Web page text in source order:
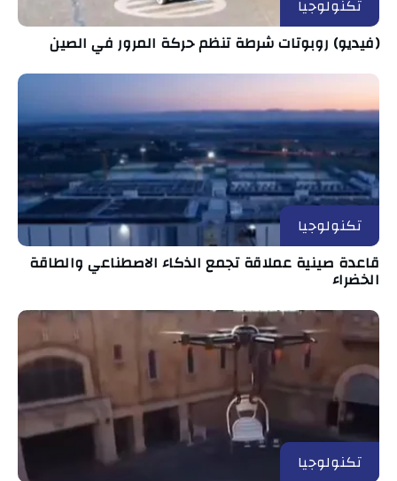
تكنولوجيا
(فيديو) روبوتات شرطة تنظم حركة المرور في الصين
تكنولوجيا
قاعدة صينية عملاقة تجمع الذكاء الاصطناعي والطاقة
الخضراء
تكنولوجيا